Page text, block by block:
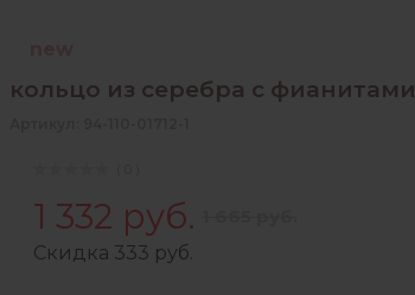
кольцо из серебра с фианитами
1 332 руб.
Скидка 333 руб.